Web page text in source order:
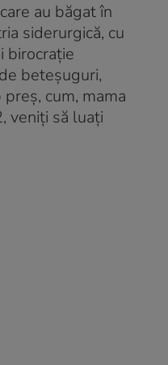
au băgat în
siderurgică, cu
birocrație
beteșuguri,
cum, mama
veniți să luați